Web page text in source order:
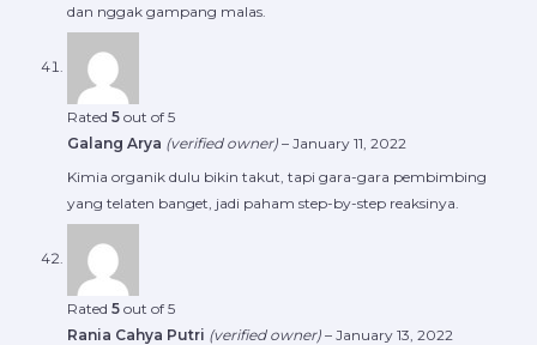
dan nggak gampang malas.
Rated 5 out of 5
Galang Arya (verified owner) – January 11, 2022
Kimia organik dulu bikin takut, tapi gara-gara pembimbing
yang telaten banget, jadi paham step-by-step reaksinya.
Rated 5 out of 5
Rania Cahya Putri (verified owner) – January 13, 2022